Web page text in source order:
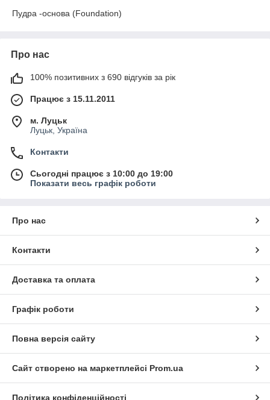
Пудра -основа (Foundation)
Про нас
100% позитивних з 690 відгуків за рік
Працює з 15.11.2011
м. Луцьк
Луцьк, Україна
Контакти
Сьогодні працює з 10:00 до 19:00
Показати весь графік роботи
Про нас
Контакти
Доставка та оплата
Графік роботи
Повна версія сайту
Сайт створено на маркетплейсі Prom.ua
Політика конфіденційності